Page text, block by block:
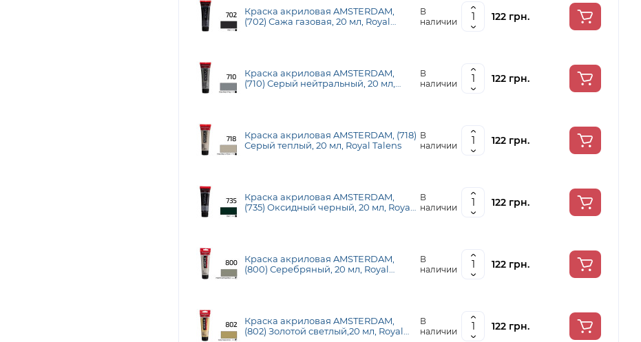
Краска акриловая AMSTERDAM,
(702) Сажа газовая, 20 мл, Royal
В
наличии
122 грн.
Краска акриловая AMSTERDAM,
(710) Серый нейтральный, 20 мл,
В
наличии
122 грн.
Краска акриловая AMSTERDAM, (718)
Серый теплый, 20 мл, Royal Talens
В
наличии
122 грн.
Краска акриловая AMSTERDAM,
(735) Оксидный черный, 20 мл, Royal
В
наличии
122 грн.
Краска акриловая AMSTERDAM,
(800) Серебряный, 20 мл, Royal
В
наличии
122 грн.
Краска акриловая AMSTERDAM,
(802) Золотой светлый,20 мл, Royal
В
наличии
122 грн.